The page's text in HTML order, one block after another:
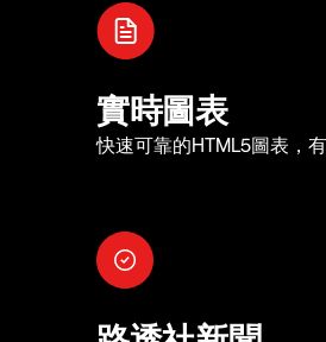
實時圖表
快速可靠的HTML5圖表，